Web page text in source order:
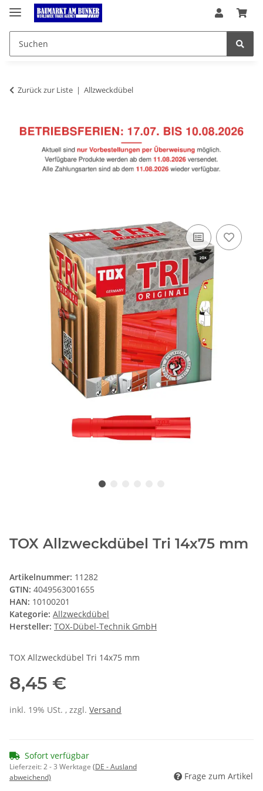
Zurück zur Liste Allzweckdübel
TOX Allzweckdübel Tri 14x75 mm
Artikelnummer: 11282
GTIN: 4049563001655
HAN: 10100201
Kategorie: Allzweckdübel
Hersteller: TOX-Dübel-Technik GmbH
TOX Allzweckdübel Tri 14x75 mm
8,45 €
inkl. 19% USt. , zzgl. Versand
Sofort verfügbar
Lieferzeit:2 - 3 Werktage (DE - Ausland
abweichend)
Frage zum Artikel